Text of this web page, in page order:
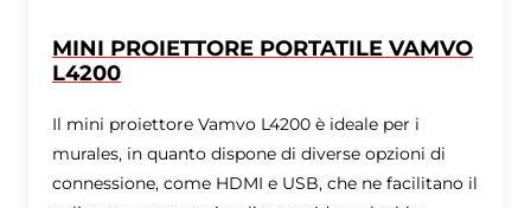
MINI PROIETTORE PORTATILE VAMVO
L4200
Il mini proiettore Vamvo L4200 è ideale per i
murales, in quanto dispone di diverse opzioni di
connessione, come HDMI e USB, che ne facilitano il